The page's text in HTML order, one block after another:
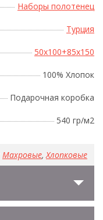
Наборы полотенец
Турция
50x100+85x150
100% Хлопок
Подарочная коробка
540 гр/м2
Махровые,Хлопковые